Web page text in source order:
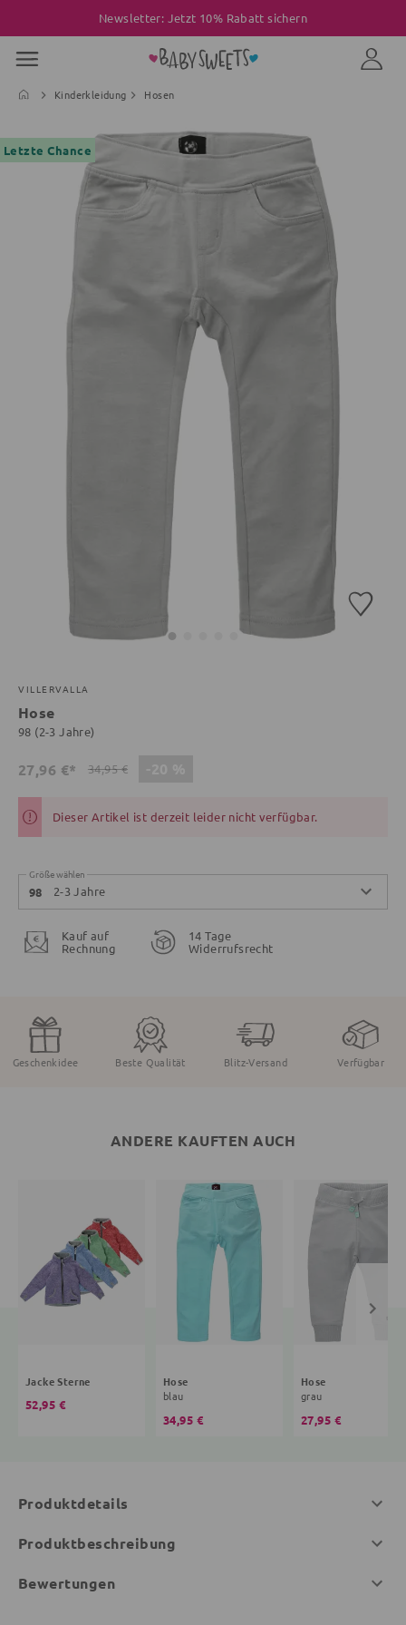
Newsletter: Jetzt 10% Rabatt sichern
Kinderkleidung Hosen
Letzte Chance
VILLERVALLA
Hose
98 (2-3 Jahre)
27,96 €* 34,95 €
Dieser Artikel ist derzeit leider nicht verfügbar.
Größe wählen
98 2-3 Jahre
Kauf auf
Rechnung
14 Tage
Widerrufsrecht
Geschenkidee Beste Qualität Blitz-Versand Verfügbar
ANDERE KAUFTEN AUCH
Jacke Sterne
52,95 €
Hose
blau
34,95 €
Hose
grau
27,95 €
Produktdetails
Produktbeschreibung
Bewertungen